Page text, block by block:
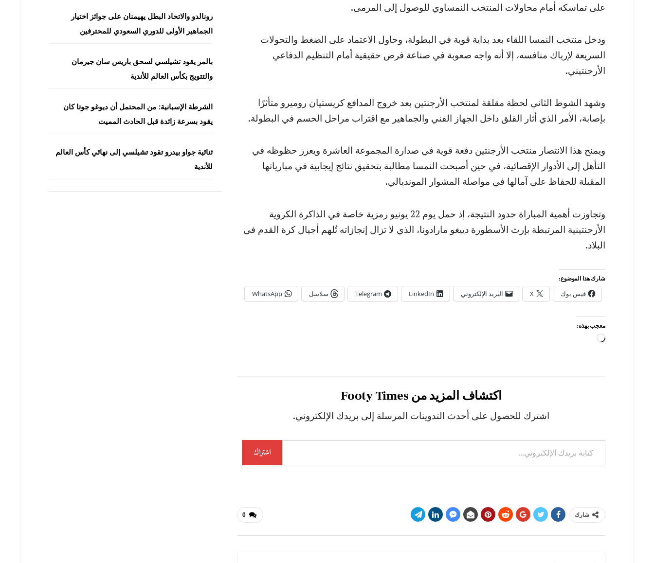
على تماسكه أمام محاولات المنتخب النمساوي للوصول إلى المرمى.
ودخل منتخب النمسا اللقاء بعد بداية قوية في البطولة، وحاول الاعتماد على الضغط والتحولات
السريعة لإرباك منافسه، إلا أنه واجه صعوبة في صناعة فرص حقيقية أمام التنظيم الدفاعي
الأرجنتيني.
وشهد الشوط الثاني لحظة مقلقة لمنتخب الأرجنتين بعد خروج المدافع كريستيان روميرو متأثرًا
بإصابة، الأمر الذي أثار القلق داخل الجهاز الفني والجماهير مع اقتراب مراحل الحسم في البطولة.
ويمنح هذا الانتصار منتخب الأرجنتين دفعة قوية في صدارة المجموعة العاشرة ويعزز حظوظه في
التأهل إلى الأدوار الإقصائية، في حين أصبحت النمسا مطالبة بتحقيق نتائج إيجابية في مبارياتها
المقبلة للحفاظ على آمالها في مواصلة المشوار المونديالي.
وتجاوزت أهمية المباراة حدود النتيجة، إذ حمل يوم 22 يونيو رمزية خاصة في الذاكرة الكروية
الأرجنتينية المرتبطة بإرث الأسطورة دييغو مارادونا، الذي لا تزال إنجازاته تُلهم أجيال كرة القدم في
البلاد.
شارك هذا الموضوع:
فيس بوك X البريد الإلكتروني LinkedIn
Telegram سلاسل WhatsApp
معجب بهذه:
جاري
اكتشاف المزيد من Footy Times
اشترك للحصول على أحدث التدوينات المرسلة إلى بريدك الإلكتروني.
كتابة
بريدك
اشتراك
0 شارك
رونالدو والاتحاد البطل يهيمنان على جوائز اختيار
الجماهير الأولى للدوري السعودي للمحترفين
بالمر يقود تشيلسي لسحق باريس سان جيرمان
والتتويج بكأس العالم للأندية
الشرطة الإسبانية: من المحتمل أن ديوغو جوتا كان
يقود بسرعة زائدة قبل الحادث المميت
ثنائية جواو بيدرو تقود تشيلسي إلى نهائي كأس العالم
للأندية